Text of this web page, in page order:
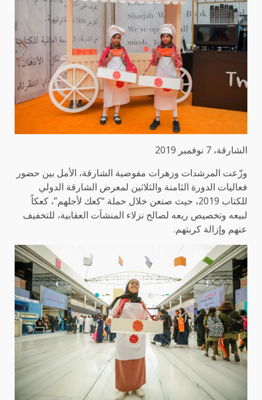
الشارقة، 7 نوفمبر 2019
وزّعت المرشدات وزهرات مفوضية الشارقة، الأمل بين حضور
فعاليات الدورة الثامنة والثلاثين لمعرض الشارقة الدولي
للكتاب 2019، حيث صنعن خلال حملة “كعك لأجلهم”، كعكاً
لبيعه وتخصيص ريعه لصالح نزلاء المنشآت العقابية، للتخفيف
عنهم وإزالة كربتهم.